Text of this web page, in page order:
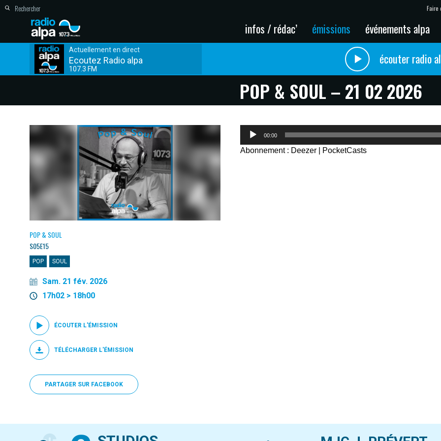
Faire
infos / rédac’ émissions événements alpa
Actuellement en direct
Ecoutez Radio alpa
107.3 FM
écouter radio
POP & SOUL – 21 02 2026
POP & SOUL
S05E15
POP SOUL
Sam. 21 fév. 2026
17h02 > 18h00
ÉCOUTER L'ÉMISSION
TÉLÉCHARGER L'ÉMISSION
PARTAGER SUR FACEBOOK
Lecteur
00:00
Abonnement : Deezer PocketCasts